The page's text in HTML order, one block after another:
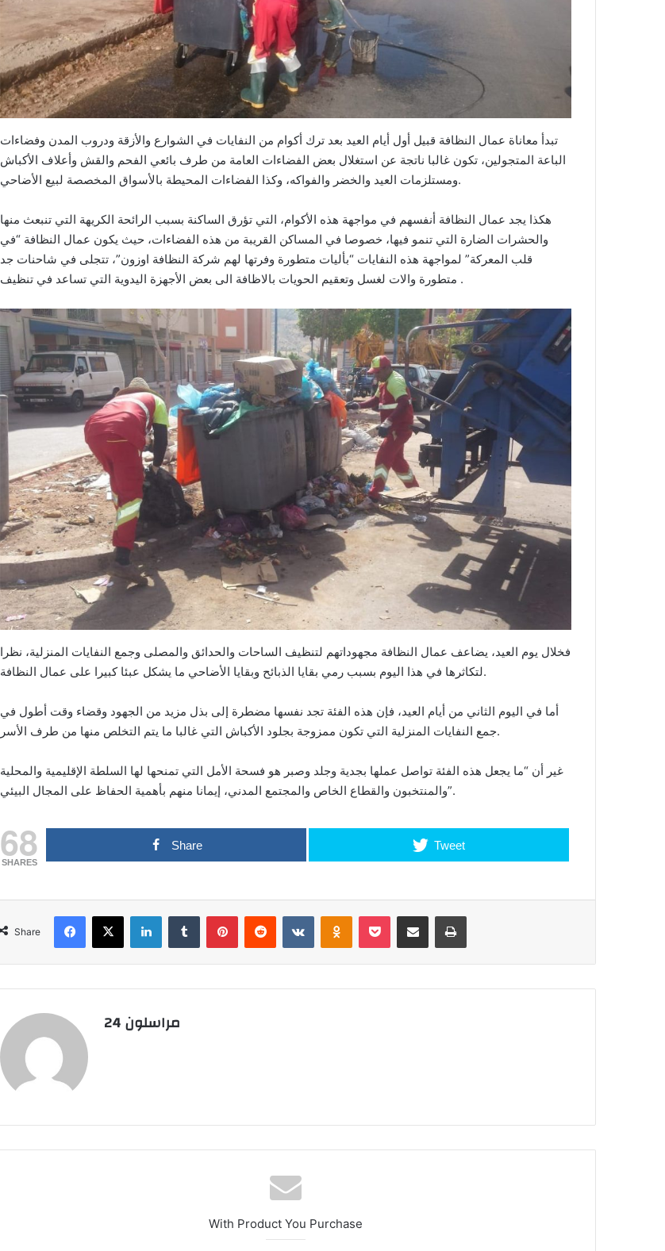
تبدأ معاناة عمال النظافة قبيل أول أيام العيد بعد ترك أكوام من النفايات في الشوارع والأزقة ودروب المدن وفضاءات
الباعة المتجولين، تكون غالبا ناتجة عن استغلال بعض الفضاءات العامة من طرف بائعي الفحم والقش وأعلاف الأكباش
ومستلزمات العيد والخضر والفواكه، وكذا الفضاءات المحيطة بالأسواق المخصصة لبيع الأضاحي.
هكذا يجد عمال النظافة أنفسهم في مواجهة هذه الأكوام، التي تؤرق الساكنة بسبب الرائحة الكريهة التي تنبعث منها
والحشرات الضارة التي تنمو فيها، خصوصا في المساكن القريبة من هذه الفضاءات، حيث يكون عمال النظافة “في
قلب المعركة” لمواجهة هذه النفايات “بأليات متطورة وفرتها لهم شركة النظافة اوزون”، تتجلى في شاحنات جد
متطورة والات لغسل وتعقيم الحويات بالاظافة الى بعض الأجهزة اليدوية التي تساعد في تنظيف .
فخلال يوم العيد، يضاعف عمال النظافة مجهوداتهم لتنظيف الساحات والحدائق والمصلى وجمع النفايات المنزلية، نظرا
لتكاثرها في هذا اليوم بسبب رمي بقايا الذبائح وبقايا الأضاحي ما يشكل عبئا كبيرا على عمال النظافة.
أما في اليوم الثاني من أيام العيد، فإن هذه الفئة تجد نفسها مضطرة إلى بذل مزيد من الجهود وقضاء وقت أطول في
جمع النفايات المنزلية التي تكون ممزوجة بجلود الأكباش التي غالبا ما يتم التخلص منها من طرف الأسر.
غير أن “ما يجعل هذه الفئة تواصل عملها بجدية وجلد وصبر هو فسحة الأمل التي تمنحها لها السلطة الإقليمية والمحلية
والمنتخبون والقطاع الخاص والمجتمع المدني، إيمانا منهم بأهمية الحفاظ على المجال البيئي”.
68
SHARES
Share Tweet
Share
Facebook
X LinkedInTumblr PinterestReddit VKontakteOdnoklassniki
Pocket Share via Email Print
مراسلون 24
With Product You Purchase